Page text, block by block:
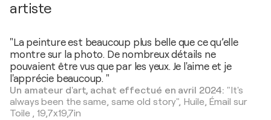
artiste
"La peinture est beaucoup plus belle que ce qu’elle
montre sur la photo. De nombreux détails ne
pouvaient être vus que par les yeux. Je l'aime et je
l'apprécie beaucoup. "
Un amateur d'art, achat effectué en avril 2024: "It's
always been the same, same old story", Huile, Émail sur
Toile,19,7x19,7in